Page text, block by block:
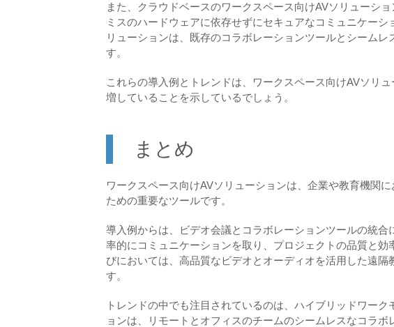
また、クラウドベースのワークスペース向けAVソリューシ
ミスのハードウェアに依存せずにセキュアなコミュニケー
リューションは、既存のコラボレーションツールとシーム
す。
これらの導入例とトレンドは、ワークスペース向けAVソリ
増していることを示しているでしょう。
まとめ
ワークスペース向けAVソリューションは、企業や教育機関
ための重要なツールです。
導入例からは、ビデオ会議とコラボレーションツールの統
率的にコミュニケーションを取り、プロジェクトの品質と
びにおいては、高品質なビデオとオーディオを活用した遠
す。
トレンドの中でも注目されているのは、ハイブリッドワー
ョンは、リモートとオフィスのチームのシームレスなコラボ